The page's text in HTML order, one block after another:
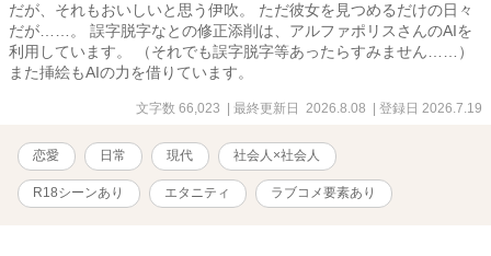
だが、それもおいしいと思う伊吹。 ただ彼女を見つめるだけの日々
だが……。 誤字脱字なとの修正添削は、アルファポリスさんのAIを
利用しています。 （それでも誤字脱字等あったらすみません……）
また挿絵もAIの力を借りています。
文字数 66,023 | 最終更新日 2026.8.08 | 登録日 2026.7.19
恋愛 日常 現代 社会人×社会人
R18シーンあり エタニティ ラブコメ要素あり